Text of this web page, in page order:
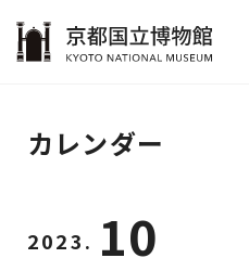
カレンダー
2023. 10